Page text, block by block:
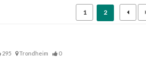
1 2
295 Trondheim 0